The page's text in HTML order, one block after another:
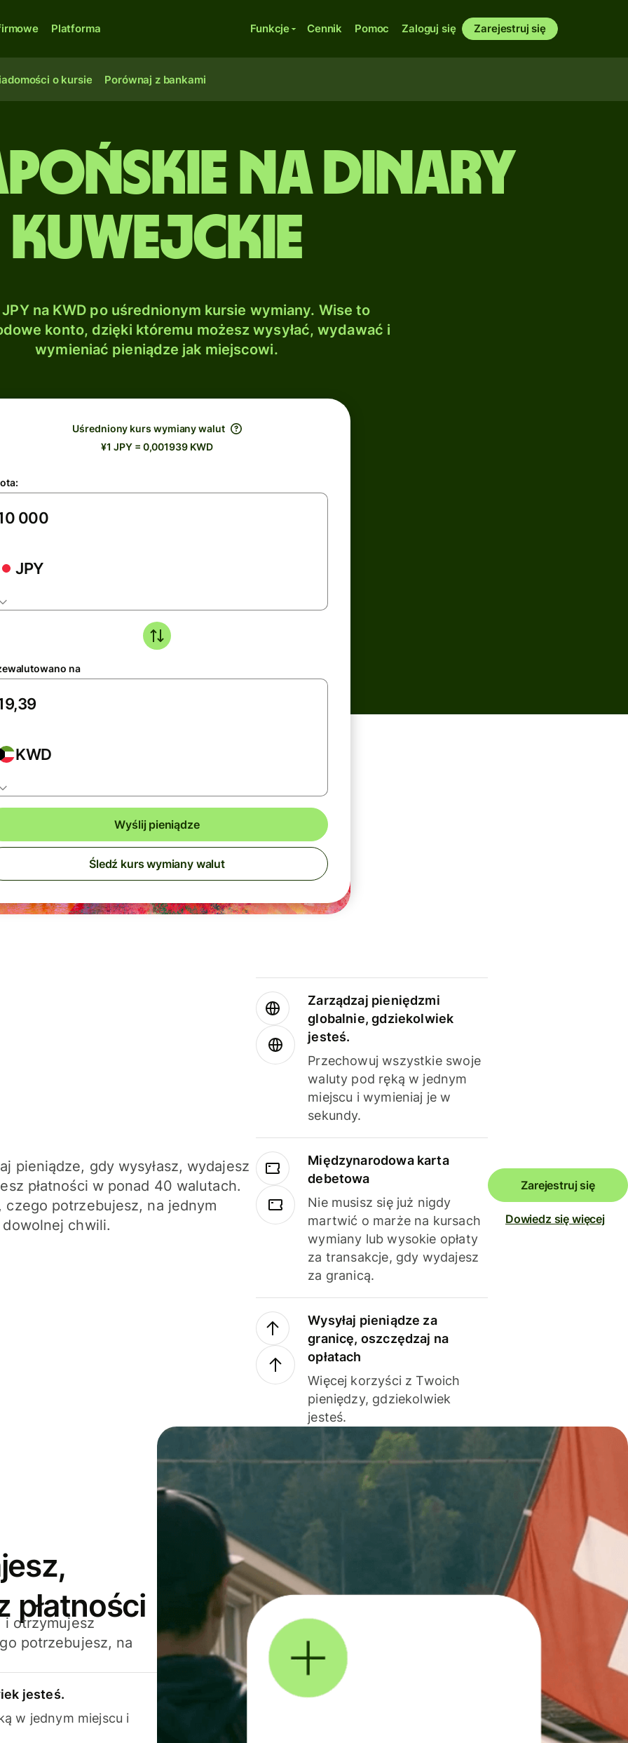
Platforma Funkcje Cennik Pomoc Zaloguj się Zarejestruj się
o kursie Porównaj z bankami
na Dinary
kuwejckie
na KWD po uśrednionym kursie wymiany. Wise to
konto, dzięki któremu możesz wysyłać, wydawać i
wymieniać pieniądze jak miejscowi.
Uśredniony kurs wymiany walut
¥1 JPY = 0,001939 KWD
JPY
na
KWD
Wyślij pieniądze
Śledź kurs wymiany walut
pieniądze, gdy wysyłasz, wydajesz
płatności w ponad 40 walutach.
czego potrzebujesz, na jednym
chwili.
Zarządzaj pieniędzmi
globalnie, gdziekolwiek
jesteś.
Przechowuj wszystkie swoje
waluty pod ręką w jednym
miejscu i wymieniaj je w
sekundy.
Międzynarodowa karta
debetowa
Nie musisz się już nigdy
martwić o marże na kursach
wymiany lub wysokie opłaty
za transakcje, gdy wydajesz
za granicą.
Wysyłaj pieniądze za
granicę, oszczędzaj na
opłatach
Więcej korzyści z Twoich
pieniędzy, gdziekolwiek
jesteś.
Zarejestruj się
Dowiedz się więcej
płatności
i otrzymujesz
potrzebujesz, na
jesteś.
w jednym miejscu i